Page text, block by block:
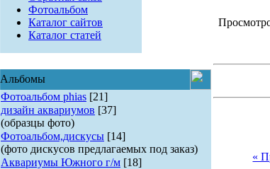
Фотоальбом
Каталог сайтов
Каталог статей
Альбомы
Фотоальбом phias [21]
дизайн аквариумов [37]
(образцы фото)
Фотоальбом,дискусы [14]
(фото дискусов предлагаемых под заказ)
Аквариумы Южного г/м [18]
«